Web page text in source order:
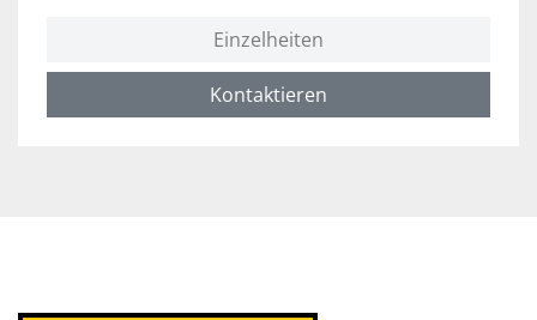
Einzelheiten
Kontaktieren